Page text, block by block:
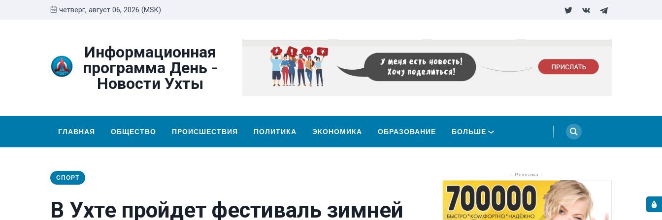
четверг, август 06, 2026 (MSK)
Информационная
программа День -
Новости Ухты
ГЛАВНАЯ ОБЩЕСТВО ПРОИСШЕСТВИЯ ПОЛИТИКА ЭКОНОМИКА ОБРАЗОВАНИЕ БОЛЬШЕ
СПОРТ
В Ухте пройдет фестиваль зимней
- Реклама -